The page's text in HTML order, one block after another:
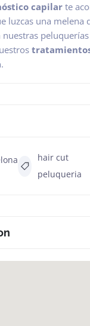
capilar te
luzcas una melena
nuestras
.
hair cut
peluqueria